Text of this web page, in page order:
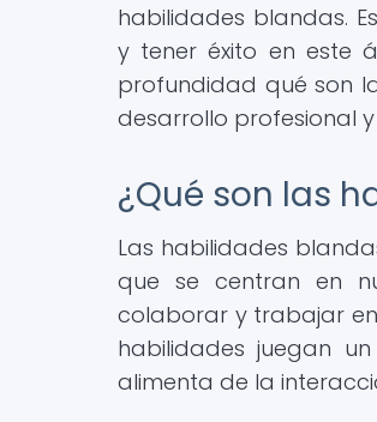
habilidades blandas.
y tener éxito en este
profundidad qué son
desarrollo profesional
¿Qué son las
Las habilidades
que se centran en
colaborar y trabajar
habilidades juegan
alimenta de la